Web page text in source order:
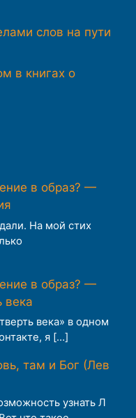
слов на пути
в книгах о
в образ? —
На мой стих
в образ? —
века
века» в одном
я […]
там и Бог (Лев
узнать Л